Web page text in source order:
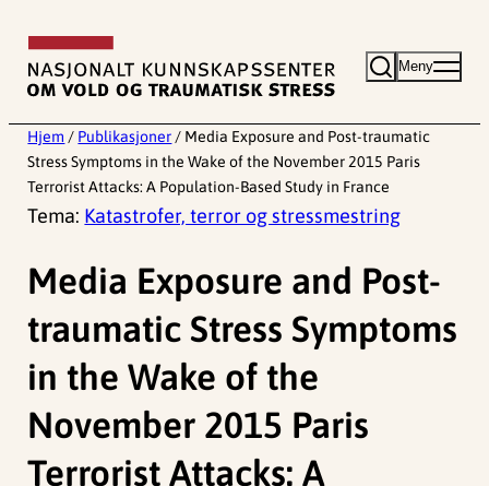
innhold
Meny
Hjem / Publikasjoner / Media Exposure and Post-traumatic
Stress Symptoms in the Wake of the November 2015 Paris
Terrorist Attacks: A Population-Based Study in France
Tema: Katastrofer, terror og stressmestring
Media Exposure and Post-
traumatic Stress Symptoms
in the Wake of the
November 2015 Paris
Terrorist Attacks: A